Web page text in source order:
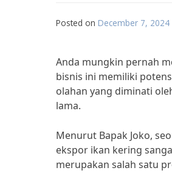
Posted on December 7, 2024
Anda mungkin pernah
bisnis ini memiliki
olahan yang diminati
lama.
Menurut Bapak Joko,
ekspor ikan kering
merupakan salah satu